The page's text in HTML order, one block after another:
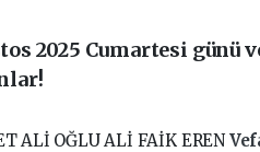
2025 Cumartesi günü
ALİ OĞLU ALİ FAİK EREN